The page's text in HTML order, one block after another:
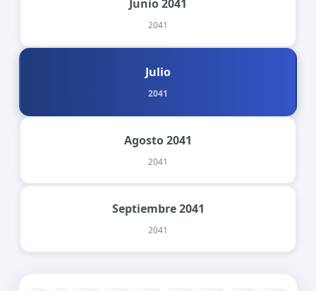
Junio 2041
2041
Julio
2041
Agosto 2041
2041
Septiembre 2041
2041